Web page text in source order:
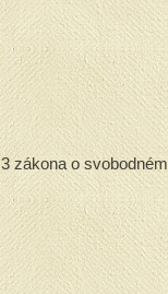
zákona o svobodném